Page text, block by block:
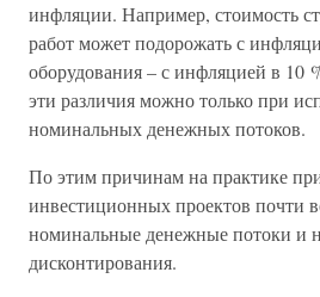
инфляции. Например, стоимость
работ может подорожать с
оборудования – с инфляцией в 10
эти различия можно только при
номинальных денежных потоков.
По этим причинам на практике
инвестиционных проектов почти
номинальные денежные потоки и
дисконтирования.